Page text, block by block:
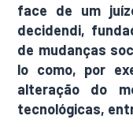
face de um
decidendi,
de mudanças
lo como, por
alteração do
tecnológicas,